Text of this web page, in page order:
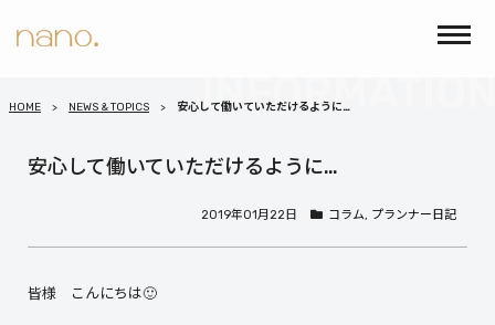
HOME NEWS & TOPICS 安心して働いていただけるように…
安心して働いていただけるように…
2019年01月22日 コラム, プランナー日記
皆様 こんにちは🙂